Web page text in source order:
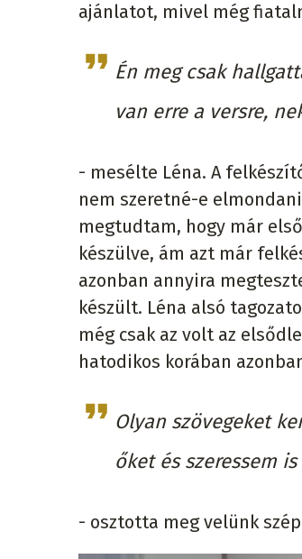
ajánlatot, mivel még
Én meg csak
van erre a versre,
- mesélte Léna. A
nem szeretné-e
megtudtam, hogy már
készülve, ám azt már
azonban annyira
készült. Léna alsó
még csak az volt az
hatodikos korában
Olyan szövegeket
őket és szeressem
- osztotta meg velünk